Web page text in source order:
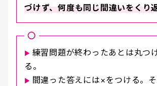
づけず、何度も同じ間違いをくり
○
▶︎ 練習問題が終わったあとは丸つ
る。
▶︎ 間違った答えには×をつける。